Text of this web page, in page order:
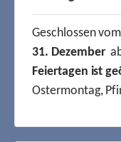
Geschlossen
31. Dezemberab
Feiertagen ist
Ostermontag,